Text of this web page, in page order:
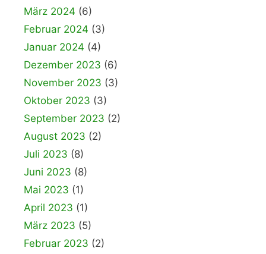
März 2024 (6)
Februar 2024 (3)
Januar 2024 (4)
Dezember 2023 (6)
November 2023 (3)
Oktober 2023 (3)
September 2023 (2)
August 2023 (2)
Juli 2023 (8)
Juni 2023 (8)
Mai 2023 (1)
April 2023 (1)
März 2023 (5)
Februar 2023 (2)